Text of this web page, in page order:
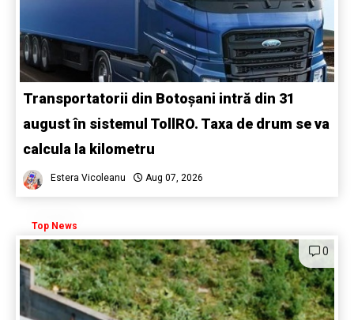
Transportatorii din Botoșani intră din 31
august în sistemul TollRO. Taxa de drum se va
calcula la kilometru
Estera Vicoleanu Aug 07, 2026
Top News
0